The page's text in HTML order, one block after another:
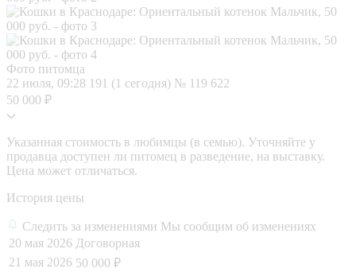
Фото питомца
22 июля, 09:28 191 (1 сегодня) № 119 622
50 000 ₽
Указанная стоимость в любимцы (в семью). Уточняйте у
продавца доступен ли питомец в разведение, на выставку.
Цена может отличаться.
История цены
Следить за изменениями Мы сообщим об изменениях
20 мая 2026 Договорная
21 мая 2026 50 000 ₽